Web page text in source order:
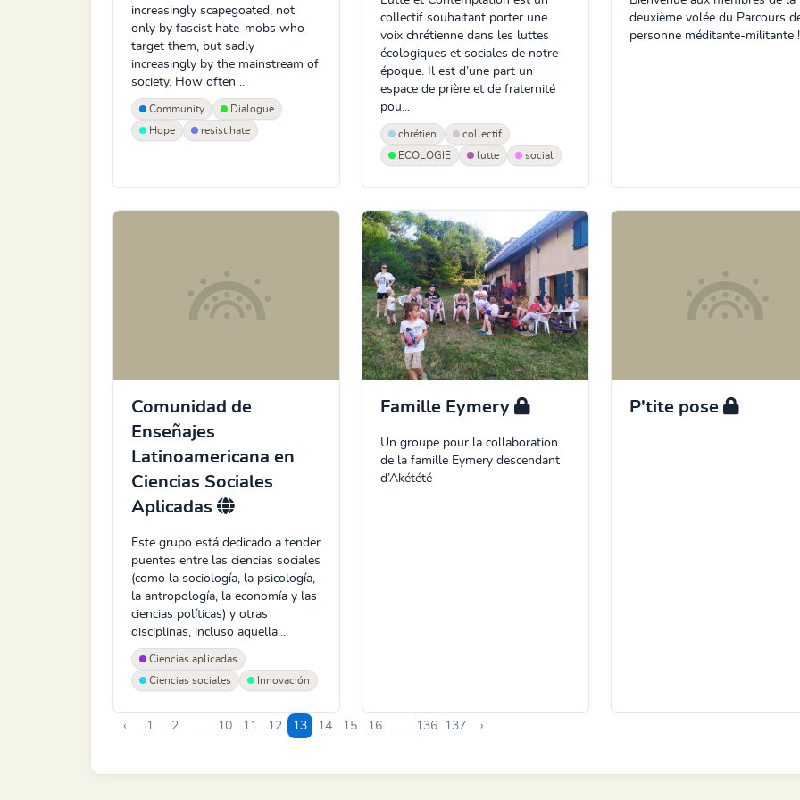
increasingly scapegoated, not
only by fascist hate-mobs who
target them, but sadly
increasingly by the mainstream of
society. How often ...
Community
Dialogue
Hope
resist hate
collectif souhaitant porter une
voix chrétienne dans les luttes
écologiques et sociales de notre
époque. Il est d’une part un
espace de prière et de fraternité
pou...
chrétien
collectif
ECOLOGIE
lutte social
deuxième volée du Parcours
personne méditante-militante !
Comunidad de
Enseñajes
Latinoamericana en
Ciencias Sociales
Aplicadas
Este grupo está dedicado a tender
puentes entre las ciencias sociales
(como la sociología, la psicología,
la antropología, la economía y las
ciencias políticas) y otras
disciplinas, incluso aquella...
Ciencias aplicadas
Ciencias sociales
Innovación
Famille Eymery
Un groupe pour la collaboration
de la famille Eymery descendant
d’Akétété
P'tite pose
‹ 1 2 10 11 12 13 14 15 16 136 137 ›